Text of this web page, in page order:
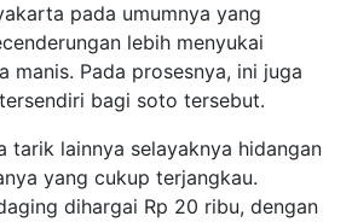
pada umumnya yang
lebih menyukai
manis. Pada prosesnya, ini juga
bagi soto tersebut.
tarik lainnya selayaknya hidangan
yang cukup terjangkau.
dihargai Rp 20 ribu, dengan